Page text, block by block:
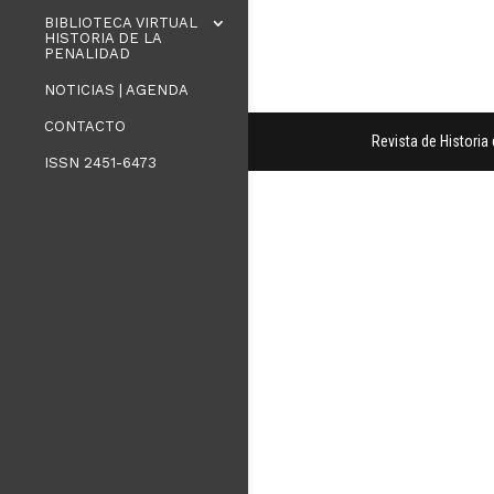
BIBLIOTECA VIRTUAL
HISTORIA DE LA
PENALIDAD
NOTICIAS | AGENDA
CONTACTO
ISSN 2451-6473
Revista de